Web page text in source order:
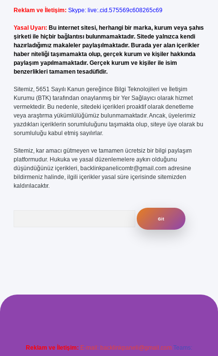
Reklam ve İletişim: Skype: live:.cid.575569c608265c69
Yasal Uyarı: Bu internet sitesi, herhangi bir marka, kurum veya şahıs
şirketi ile hiçbir bağlantısı bulunmamaktadır. Sitede yalnızca kendi
hazırladığımız makaleler paylaşılmaktadır. Burada yer alan içerikler
haber niteliği taşımamakta olup, gerçek kurum ve kişiler hakkında
paylaşım yapılmamaktadır. Gerçek kurum ve kişiler ile isim
benzerlikleri tamamen tesadüfidir.
Sitemiz, 5651 Sayılı Kanun gereğince Bilgi Teknolojileri ve İletişim
Kurumu (BTK) tarafından onaylanmış bir Yer Sağlayıcı olarak hizmet
vermektedir. Bu nedenle, sitedeki içerikleri proaktif olarak denetleme
veya araştırma yükümlülüğümüz bulunmamaktadır. Ancak, üyelerimiz
yazdıkları içeriklerin sorumluluğunu taşımakta olup, siteye üye olarak bu
sorumluluğu kabul etmiş sayılırlar.
Sitemiz, kar amacı gütmeyen ve tamamen ücretsiz bir bilgi paylaşım
platformudur. Hukuka ve yasal düzenlemelere aykırı olduğunu
düşündüğünüz içerikleri, backlinkpanelicomtr@gmail.com adresine
bildirmeniz halinde, ilgili içerikler yasal süre içerisinde sitemizden
kaldırılacaktır.
Reklam ve İletişim: E-mail: backlinkpaneli@gmail.com Teams: